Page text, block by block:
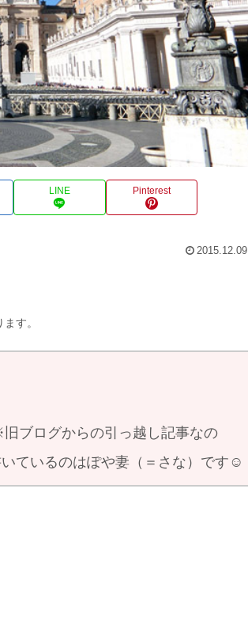
LINE Pinterest
2015.12.09
す。
ブログからの引っ越し記事なの
ているのはぽや妻（＝さな）です☺